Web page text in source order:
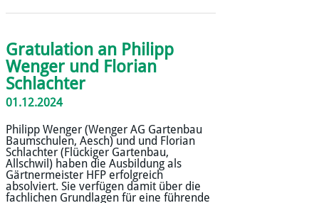
Gratulation an Philipp
Wenger und Florian
Schlachter
01.12.2024
Philipp Wenger (Wenger AG Gartenbau
Baumschulen, Aesch) und und Florian
Schlachter (Flückiger Gartenbau,
Allschwil) haben die Ausbildung als
Gärtnermeister HFP erfolgreich
absolviert. Sie verfügen damit über die
fachlichen Grundlagen für eine führende